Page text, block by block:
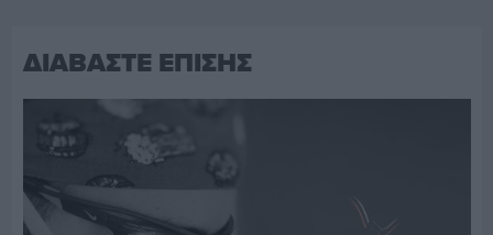
ΔΙΑΒΑΣΤΕ ΕΠΙΣΗΣ